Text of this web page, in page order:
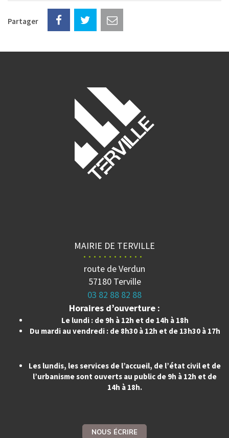
Partager
MAIRIE DE TERVILLE
route de Verdun
57180 Terville
03 82 88 82 88
Horaires d’ouverture :
Le lundi : de 9h à 12h et de 14h à 18h
Du mardi au vendredi : de 8h30 à 12h et de 13h30 à 17h
Les lundis, les services de l’accueil, de l’état civil et de
l’urbanisme sont ouverts au public de 9h à 12h et de
14h à 18h.
NOUS ÉCRIRE